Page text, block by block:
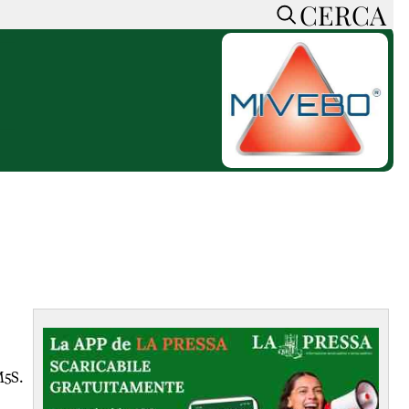
CERCA
ACCEDI o REGISTRATI
SOSTIENI LA PRESSA
MAPPA DEL SITO
NORMATIVE
DEONTOLOGICHE
CERCA